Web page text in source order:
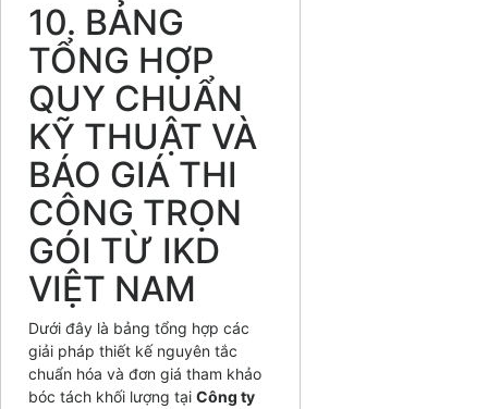
10. BẢNG
TỔNG HỢP
QUY CHUẨN
KỸ THUẬT VÀ
BÁO GIÁ THI
CÔNG TRỌN
GÓI TỪ IKD
VIỆT NAM
Dưới đây là bảng tổng hợp các
giải pháp thiết kế nguyên tắc
chuẩn hóa và đơn giá tham khảo
bóc tách khối lượng tại Công ty